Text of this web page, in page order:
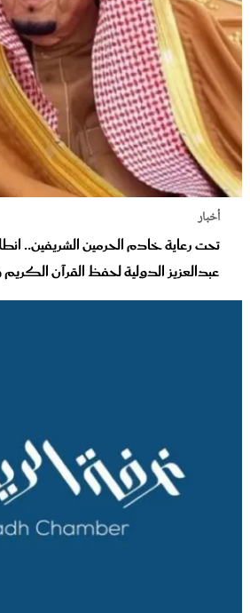
أخبار
تحت رعاية خادم الحرمين الشريفين..
عبدالعزيز الدولية لحفظ القرآن الكريم